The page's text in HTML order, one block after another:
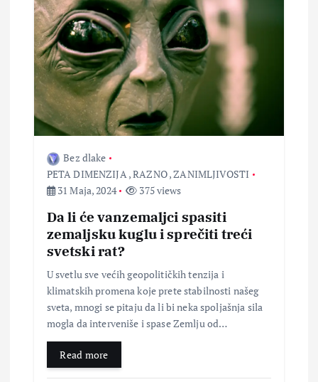
Bez dlake
PETA DIMENZIJA,RAZNO,ZANIMLJIVOSTI
31 Maja, 2024
375 views
Da li će vanzemaljci spasiti
zemaljsku kuglu i sprečiti treći
svetski rat?
U svetlu sve većih geopolitičkih tenzija i
klimatskih promena koje prete stabilnosti našeg
sveta, mnogi se pitaju da li bi neka spoljašnja sila
mogla da interveniše i spase Zemlju od…
Read more